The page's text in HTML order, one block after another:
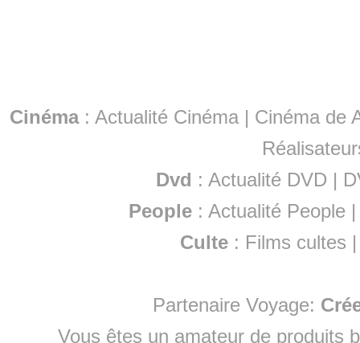
Cinéma: Actualité Cinéma | Cinéma de
Dvd : Actualité DVD |
People :Actualité People
Culte : Films cultes
Partenaire Voyage:
Vous êtes un amateur de produits